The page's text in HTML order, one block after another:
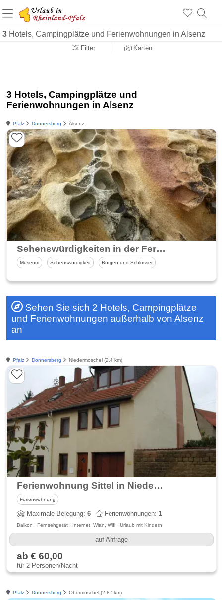
3 Hotels, Campingplätze und Ferienwohnungen in Alsenz
Filter Karten
+1.500 Unterkünfte in Rheinland-Pfalz
+1.000 Sehenswürdigkeiten
Über 25 Jahre online
3 Hotels, Campingplätze und
Ferienwohnungen in Alsenz
Pfalz Donnersberg Alsenz
Sehenswürdigkeiten in der Ferienregion Alsenz-Obermoschel
Museum Sehenswürdigkeit Burgen und Schlösser
Sehen Sie sich 2 Hotels, Campingplätze
und Ferienwohnungen außerhalb von Alsenz
an
Pfalz Donnersberg Niedermoschel (2.4 km)
Ferienwohnung Sittel in Niedermoschel
Ferienwohnung
Maximale Belegung:6 Ferienwohnungen:1
Balkon · Fernsehgerät · Internet, Wlan, Wifi · Urlaub mit Kindern
auf Anfrage
ab € 60,00
für 2 Personen/Nacht
Pfalz Donnersberg Obermoschel (2.87 km)